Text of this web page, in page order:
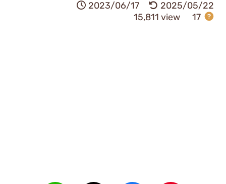
2023/06/17
2025/05/22
15,811 view
17